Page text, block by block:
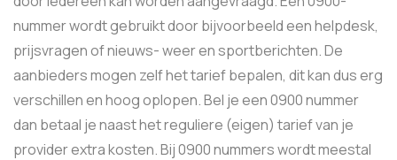
nummer wordt gebruikt door bijvoorbeeld een helpdesk,
prijsvragen of nieuws- weer en sportberichten. De
aanbieders mogen zelf het tarief bepalen, dit kan dus erg
verschillen en hoog oplopen. Bel je een 0900 nummer
dan betaal je naast het reguliere (eigen) tarief van je
provider extra kosten. Bij 0900 nummers wordt meestal